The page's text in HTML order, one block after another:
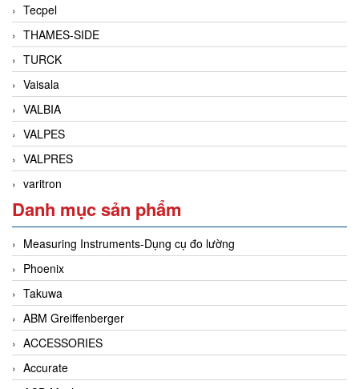
Tecpel
THAMES-SIDE
TURCK
Vaisala
VALBIA
VALPES
VALPRES
varitron
Danh mục sản phẩm
Measuring Instruments-Dụng cụ đo lường
Phoenix
Takuwa
ABM Greiffenberger
ACCESSORIES
Accurate